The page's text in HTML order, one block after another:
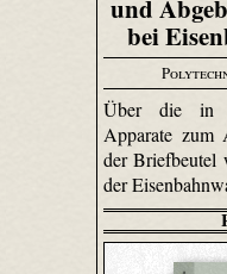
und
bei
Über die in
Apparate zum
der Briefbeutel
der